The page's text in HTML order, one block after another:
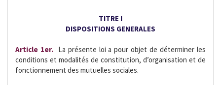
TITRE I
DISPOSITIONS GENERALES
Article 1er. La présente loi a pour objet de déterminer les
conditions et modalités de constitution, d’organisation et de
fonctionnement des mutuelles sociales.